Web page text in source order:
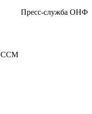
Пресс-служба ОНФ
РССМ